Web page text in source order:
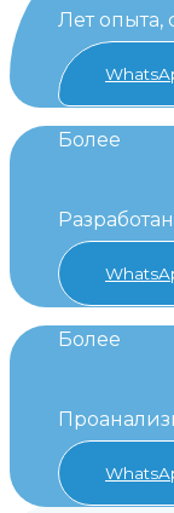
Лет опыта,
Более
Более